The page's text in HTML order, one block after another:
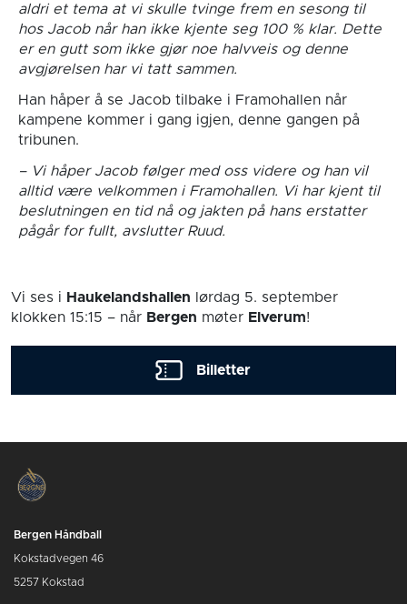
aldri et tema at vi skulle tvinge frem en sesong til
hos Jacob når han ikke kjente seg 100 % klar. Dette
er en gutt som ikke gjør noe halvveis og denne
avgjørelsen har vi tatt sammen.
Han håper å se Jacob tilbake i Framohallen når
kampene kommer i gang igjen, denne gangen på
tribunen.
– Vi håper Jacob følger med oss videre og han vil
alltid være velkommen i Framohallen. Vi har kjent til
beslutningen en tid nå og jakten på hans erstatter
pågår for fullt, avslutter Ruud.
Vi ses i Haukelandshallen lørdag 5. september
klokken 15:15 – når Bergen møter Elverum!
Billetter
Bergen Håndball
Kokstadvegen 46
5257 Kokstad